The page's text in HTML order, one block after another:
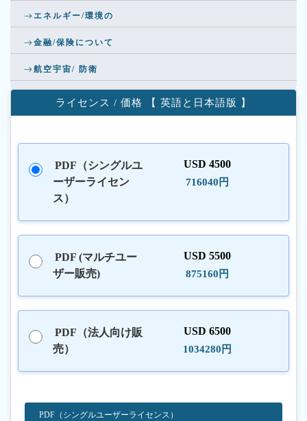
エネルギー/環境の
金融/保険について
航空宇宙/ 防衛
ライセンス / 価格 【 英語と日本語版 】
PDF（シングルユ
ーザーライセン
ス）
USD 4500
716040円
PDF (マルチユー
ザー販売)
USD 5500
875160円
PDF（法人向け販
売）
USD 6500
1034280円
PDF（シングルユーザーライセンス）